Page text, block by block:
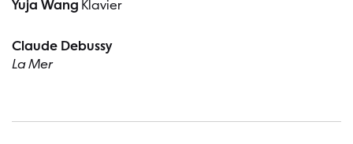
Yuja Wang Klavier
Claude Debussy
La Mer